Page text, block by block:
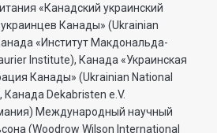
«Канадский украинский
украинцев Канады» (Ukrainian
«Институт Макдональда-
Institute), Канада «Украинская
Канады» (Ukrainian National
Канада Dekabristen e.V.
Международный научный
(Woodrow Wilson International